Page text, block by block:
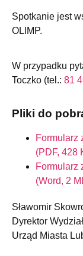
Spotkanie jest
OLIMP.
W przypadku
Toczko (tel.: 81
Pliki do
Formularz
(PDF, 428
Formularz
(Word, 2
Sławomir
Dyrektor
Urząd Miasta